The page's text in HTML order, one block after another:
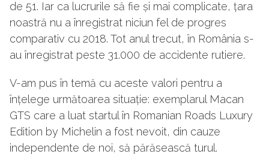
de 51. Iar ca lucrurile să fie și mai complicate, țara
noastră nu a înregistrat niciun fel de progres
comparativ cu 2018. Tot anul trecut, în România s-
au înregistrat peste 31.000 de accidente rutiere.
V-am pus în temă cu aceste valori pentru a
înțelege următoarea situație: exemplarul Macan
GTS care a luat startul în Romanian Roads Luxury
Edition by Michelin a fost nevoit, din cauze
independente de noi, să părăsească turul.